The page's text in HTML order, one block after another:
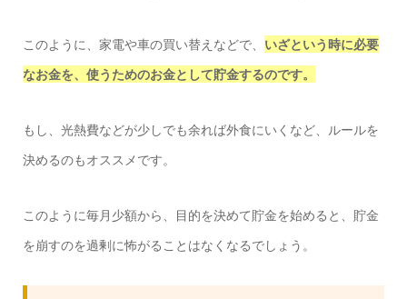
このように、家電や車の買い替えなどで、 いざという時に必要
なお金を、使うためのお金として貯金するのです。
もし、光熱費などが少しでも余れば外食にいくなど、ルールを
決めるのもオススメです。
このように毎月少額から、目的を決めて貯金を始めると、貯金
を崩すのを過剰に怖がることはなくなるでしょう。